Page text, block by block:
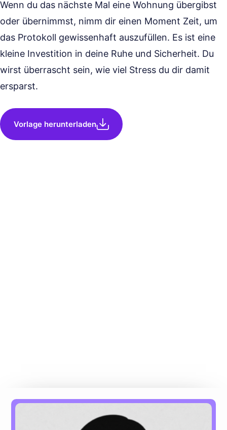
Wenn du das nächste Mal eine Wohnung übergibst
oder übernimmst, nimm dir einen Moment Zeit, um
das Protokoll gewissenhaft auszufüllen. Es ist eine
kleine Investition in deine Ruhe und Sicherheit. Du
wirst überrascht sein, wie viel Stress du dir damit
ersparst.
Vorlage herunterladen